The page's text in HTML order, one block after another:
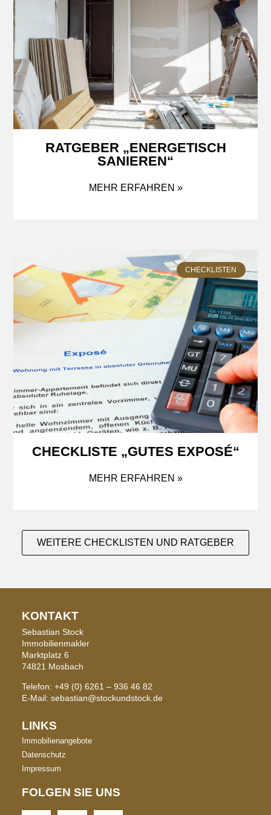
RATGEBER „ENERGETISCH
SANIEREN“
MEHR ERFAHREN »
CHECKLISTEN
CHECKLISTE „GUTES EXPOSÉ“
MEHR ERFAHREN »
WEITERE CHECKLISTEN UND RATGEBER
KONTAKT
Sebastian Stock
Immobilienmakler
Marktplatz 6
74821 Mosbach
Telefon: +49 (0) 6261 – 936 46 82
E-Mail: sebastian@stockundstock.de
LINKS
Immobilienangebote
Datenschutz
Impressum
FOLGEN SIE UNS